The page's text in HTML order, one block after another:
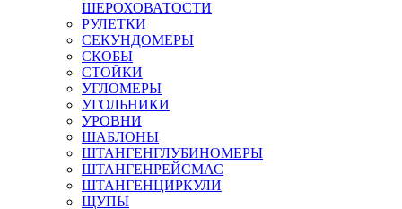
ШЕРОХОВАТОСТИ
РУЛЕТКИ
СЕКУНДОМЕРЫ
СКОБЫ
СТОЙКИ
УГЛОМЕРЫ
УГОЛЬНИКИ
УРОВНИ
ШАБЛОНЫ
ШТАНГЕНГЛУБИНОМЕРЫ
ШТАНГЕНРЕЙСМАС
ШТАНГЕНЦИРКУЛИ
ЩУПЫ